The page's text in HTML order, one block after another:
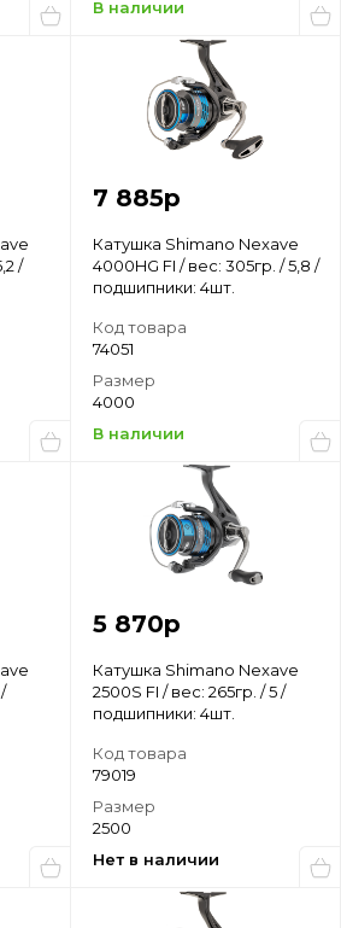
В наличии
/
7 885р
Катушка Shimano Nexave
4000HG FI / вес: 305гр. / 5,8 /
подшипники: 4шт.
Код товара
74051
Размер
4000
В наличии
5 870р
Катушка Shimano Nexave
2500S FI / вес: 265гр. / 5 /
подшипники: 4шт.
Код товара
79019
Размер
2500
Нет в наличии